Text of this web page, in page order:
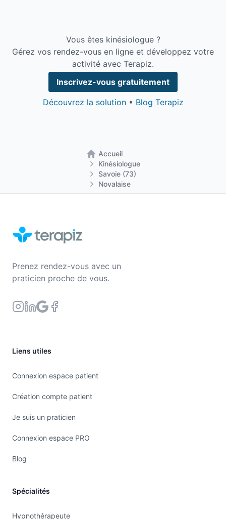
Vous êtes kinésiologue ?
Gérez vos rendez-vous en ligne et développez votre
activité avec Terapiz.
Inscrivez-vous gratuitement
Découvrez la solution• Blog Terapiz
Accueil
Retour à la page d'accueil
Kinésiologue
Savoie (73)
Novalaise
Prenez rendez-vous avec un
praticien proche de vous.
Liens utiles
Connexion espace patient
Création compte patient
Je suis un praticien
Connexion espace PRO
Blog
Spécialités
Hypnothérapeute